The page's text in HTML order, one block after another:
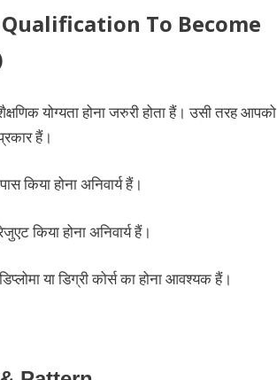
Qualification To Become
योग्यता होना जरुरी होता हैं। उसी तरह आपको
हैं।
किया होना अनिवार्य हैं।
किया होना अनिवार्य हैं।
या डिग्री कोर्स का होना आवश्यक हैं।